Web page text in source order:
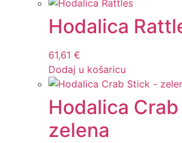
Hodalica
61,61 €
Dodaj u košaricu
Hodalica
zelena